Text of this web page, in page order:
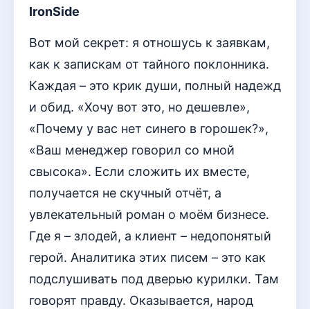
IronSide
Вот мой секрет: я отношусь к заявкам,
как к запискам от тайного поклонника.
Каждая – это крик души, полный надежд
и обид. «Хочу вот это, но дешевле»,
«Почему у вас нет синего в горошек?»,
«Ваш менеджер говорил со мной
свысока». Если сложить их вместе,
получается не скучный отчёт, а
увлекательный роман о моём бизнесе.
Где я – злодей, а клиент – недопонятый
герой. Аналитика этих писем – это как
подслушивать под дверью курилки. Там
говорят правду. Оказывается, народ